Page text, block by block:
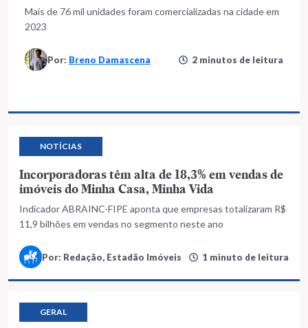
Mais de 76 mil unidades foram comercializadas na cidade em
2023
Por: Breno Damascena 2 minutos de leitura
NOTÍCIAS
Incorporadoras têm alta de 18,3% em vendas de
imóveis do Minha Casa, Minha Vida
Indicador ABRAINC-FIPE aponta que empresas totalizaram R$
11,9 bilhões em vendas no segmento neste ano
Por: Redação, Estadão Imóveis 1 minuto de leitura
GERAL